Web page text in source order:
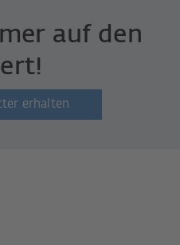
auf den
erhalten